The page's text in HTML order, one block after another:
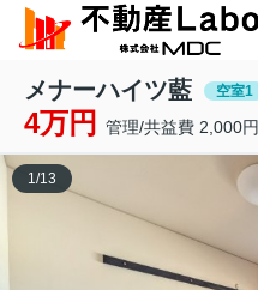
メナーハイツ藍 空室1
4万円 管理/共益費 2,000円
1/13